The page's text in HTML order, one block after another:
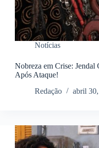
Notícias
Nobreza em Crise:
Após Ataque!
Redação
abril